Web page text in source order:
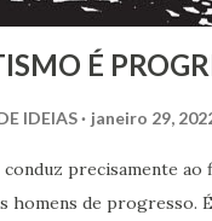
É
IDEIAS janeiro 29,
precisamente ao
homens de progresso.